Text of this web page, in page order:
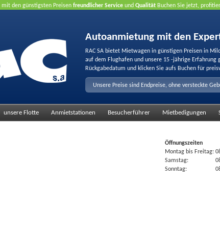
mit den günstigsten Preisen freundlicher Service und Qualität Buchen Sie jetzt,
Autoanmietung mit den
RAC SA bietet Mietwagen in günstigen Preisen in
auf dem Flughafen und unsere 15 -jährige
Rückgabedatum und klicken Sie aufs Buchen für
Unsere Preise sind Endpreise, ohne versteckte
unsere Flotte Anmietstationen Besucherführer Mietbedigungen
Öffnungszeiten
Montag bis Freitag:
Samstag:
Sonntag: